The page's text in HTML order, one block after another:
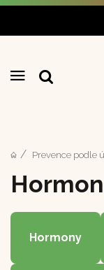
Prevence podle
Hormony